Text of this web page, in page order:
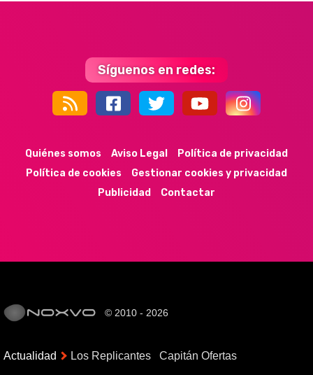
Síguenos en redes:
Quiénes somos Aviso Legal
Política de privacidad
Política de cookies
Gestionar cookies y privacidad
Publicidad
Contactar
© 2010 - 2026
Actualidad Los Replicantes Capitán Ofertas